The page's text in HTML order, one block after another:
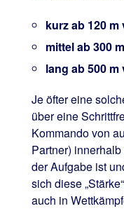
kurz ab 120
mittel ab 300
lang ab 500
Je öfter eine
über eine
Kommando von
Partner)
der Aufgabe ist
sich diese
auch in